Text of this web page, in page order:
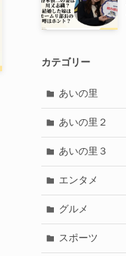
カテゴリー
あいの里
あいの里２
あいの里３
エンタメ
グルメ
スポーツ